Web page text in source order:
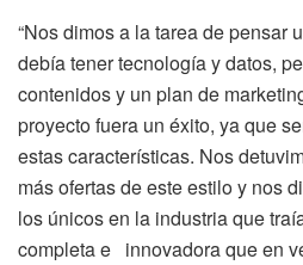
“Nos dimos a la tarea de pensar
debía tener tecnología y datos,
contenidos y un plan de
proyecto fuera un éxito, ya que
estas características. Nos
más ofertas de este estilo y nos
los únicos en la industria que
completa e innovadora que en